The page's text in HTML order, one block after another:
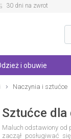
30 dni na zwrot
i obuwie
Naczynia i sztućce
Sztućce dla
Maluch odstawiony od
zaczął posługiwać